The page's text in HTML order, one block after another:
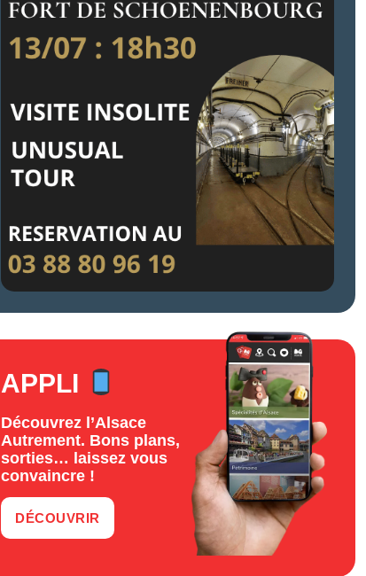
APPLI
Découvrez l’Alsace
Autrement. Bons plans,
sorties… laissez vous
convaincre !
DÉCOUVRIR